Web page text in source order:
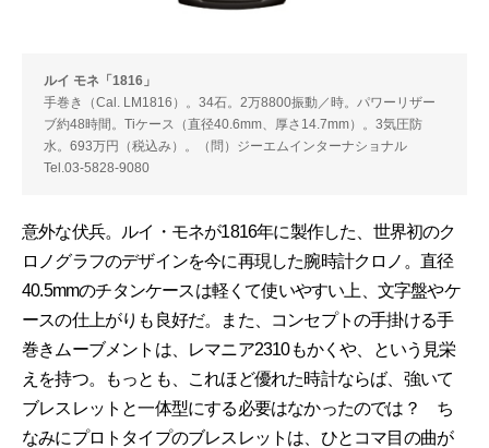
ルイ モネ「1816」
手巻き（Cal. LM1816）。34石。2万8800振動／時。パワーリザー
ブ約48時間。Tiケース（直径40.6mm、厚さ14.7mm）。3気圧防
水。693万円（税込み）。（問）ジーエムインターナショナル
Tel.03-5828-9080
意外な伏兵。ルイ・モネが1816年に製作した、世界初のク
ロノグラフのデザインを今に再現した腕時計クロノ。直径
40.5mmのチタンケースは軽くて使いやすい上、文字盤やケ
ースの仕上がりも良好だ。また、コンセプトの手掛ける手
巻きムーブメントは、レマニア2310もかくや、という見栄
えを持つ。もっとも、これほど優れた時計ならば、強いて
ブレスレットと一体型にする必要はなかったのでは？ ち
なみにプロトタイプのブレスレットは、ひとコマ目の曲が